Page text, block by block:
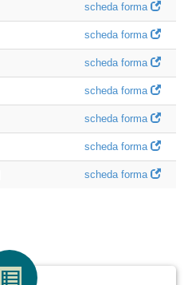
scheda forma
scheda forma
scheda forma
scheda forma
scheda forma
scheda forma
scheda forma